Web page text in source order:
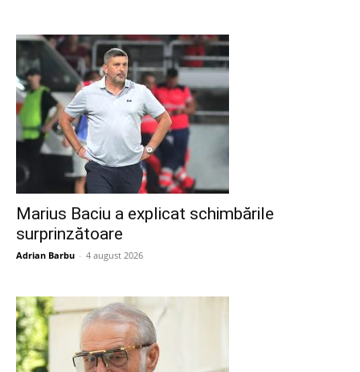
Marius Baciu a explicat schimbările
surprinzătoare
Adrian Barbu - 4 august 2026